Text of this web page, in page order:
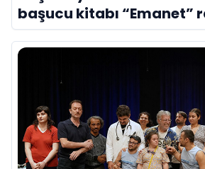
başucu kitabı “Emanet”
yerini aldı